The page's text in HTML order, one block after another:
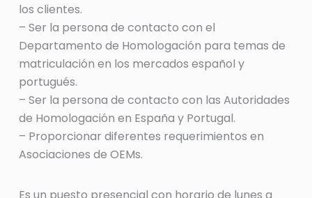
los clientes.
– Ser la persona de contacto con el
Departamento de Homologación para temas de
matriculación en los mercados español y
portugués.
– Ser la persona de contacto con las Autoridades
de Homologación en España y Portugal.
– Proporcionar diferentes requerimientos en
Asociaciones de OEMs.
Es un puesto presencial con horario de lunes a